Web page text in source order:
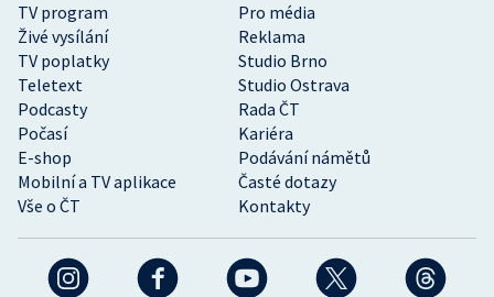
TV program
Pro média
Živé vysílání
Reklama
TV poplatky
Studio Brno
Teletext
Studio Ostrava
Podcasty
Rada ČT
Počasí
Kariéra
E-shop
Podávání námětů
Mobilní a TV aplikace
Časté dotazy
Vše o ČT
Kontakty